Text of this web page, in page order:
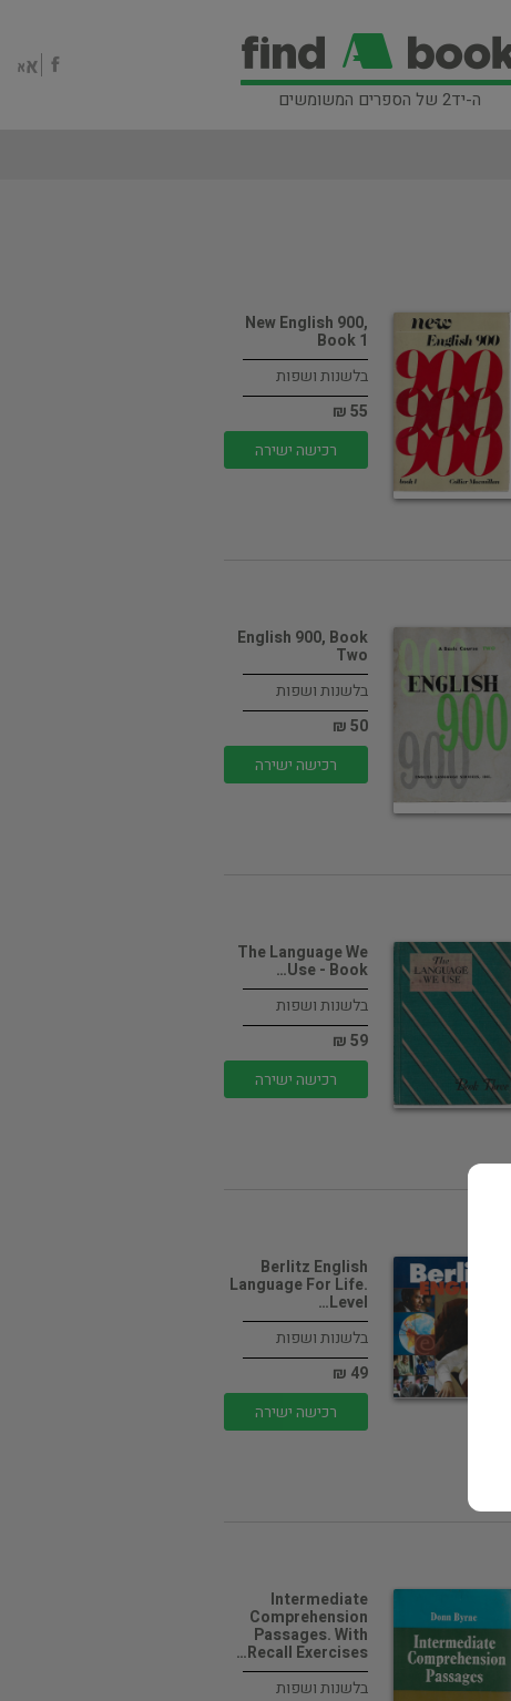
ה-יד2 של הספרים המשומשים
New English 900,
Book 1
בלשנות ושפות
55 ₪
רכישה ישירה
English 900, Book
Two
בלשנות ושפות
50 ₪
רכישה ישירה
The Language We
Use - Book…
בלשנות ושפות
59 ₪
רכישה ישירה
Berlitz English
Language For Life.
Level…
בלשנות ושפות
49 ₪
רכישה ישירה
Intermediate
Comprehension
Passages. With
Recall Exercises…
בלשנות ושפות